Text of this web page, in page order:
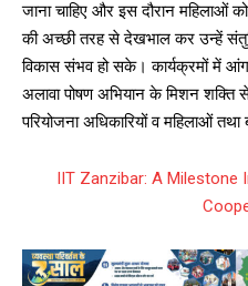
जाना चाहिए और इस दौरान महिलाओं
की अच्छी तरह से देखभाल कर उन्हें
विकास संभव हो सके। कार्यक्रमों में
अलावा पोषण अभियान के मिशन शक्ति
परियोजना अधिकारियों व महिलाओं तथा
IIT Zanzibar: A Milestone